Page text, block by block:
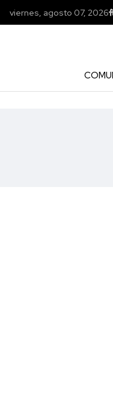
viernes, agosto 07, 2026